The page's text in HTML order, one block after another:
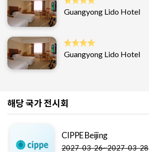
Guangyong Lido Hotel
Guangyong Lido Hotel
해당 국가 전시회
CIPPE Beijing
2027-03-26~2027-03-28